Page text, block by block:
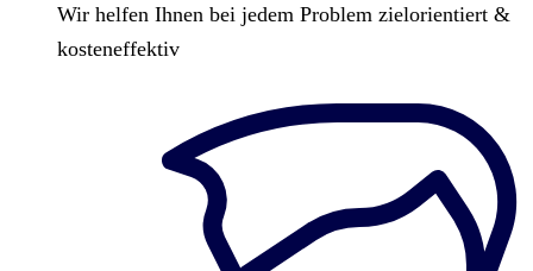
Wir helfen Ihnen bei jedem Problem zielorientiert &
kosteneffektiv